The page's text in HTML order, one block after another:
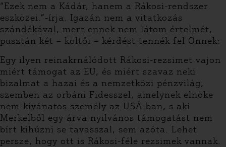
“Ezek nem a Kádár, hanem a Rákosi-rendszer
eszközei.”-írja. Igazán nem a vitatkozás
szándékával, mert ennek nem látom értelmét,
pusztán két – költői – kérdést tennék fel Önnek:
Egy ilyen reinakrnálódott Rákosi-rezsimet vajon
miért támogat az EU, és miért szavaz neki
bizalmat a hazai és a nemzetközi pénzvilág,
szemben az orbáni Fidesszel, amelynek elnöke
nem-kívánatos személy az USÁ-ban, s aki
Merkelből egy árva nyilvános támogatást nem
bírt kihúzni se tavasszal, sem azóta. Lehet
persze, hogy ott is Rákosi-féle rezsimek vannak.